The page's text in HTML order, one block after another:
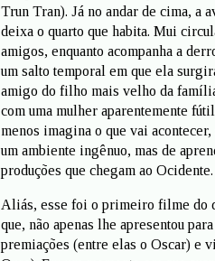
Trun Tran). Já no andar de cima, a
deixa o quarto que habita. Mui
amigos, enquanto acompanha a
um salto temporal em que ela
amigo do filho mais velho da
com uma mulher aparentemente
menos imagina o que vai
um ambiente ingênuo, mas de
produções que chegam ao Ocidente.
Aliás, esse foi o primeiro filme do
que, não apenas lhe apresentou
premiações (entre elas o Oscar) e